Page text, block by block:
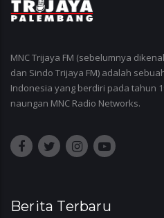
MNC Trijaya FM (sebelumnya
dan Sindo Trijaya FM) adalah
Indonesia yang berdiri pada tahun
naungan MNC Radio Networks.
Berita Terbaru